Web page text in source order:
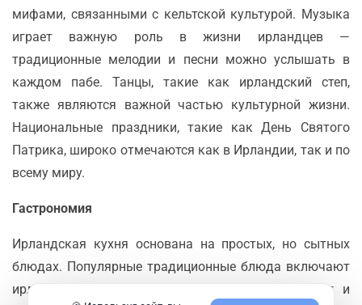
мифами, связанными с кельтской культурой. Музыка
играет важную роль в жизни ирландцев —
традиционные мелодии и песни можно услышать в
каждом пабе. Танцы, такие как ирландский степ,
также являются важной частью культурной жизни.
Национальные праздники, такие как День Святого
Патрика, широко отмечаются как в Ирландии, так и по
всему миру.
Гастрономия
Ирландская кухня основана на простых, но сытных
блюдах. Популярные традиционные блюда включают
ирландское рагу, содовый хлеб, пастуший пирог и